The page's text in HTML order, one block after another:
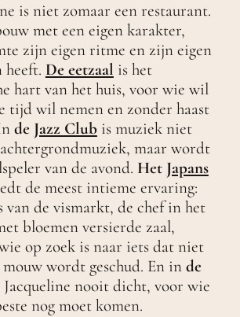
is niet zomaar een restaurant.
met een eigen karakter,
zijn eigen ritme en zijn eigen
heeft. De eetzaal is het
hart van het huis, voor wie wil
tijd wil nemen en zonder haast
de Jazz Clubis muziek niet
maar wordt
van de avond. Het Japans
de meest intieme ervaring:
van de vismarkt, de chef in het
bloemen versierde zaal,
op zoek is naar iets dat niet
wordt geschud. En in de
Jacqueline nooit dicht, voor wie
nog moet komen.